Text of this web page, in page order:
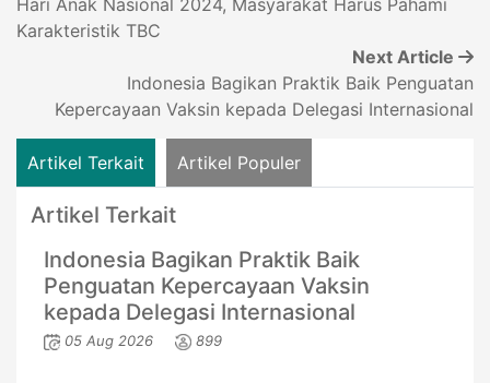
Hari Anak Nasional 2024, Masyarakat Harus Pahami
Karakteristik TBC
Next Article
Indonesia Bagikan Praktik Baik Penguatan
Kepercayaan Vaksin kepada Delegasi Internasional
Artikel Terkait Artikel Populer
Artikel Terkait
Indonesia Bagikan Praktik Baik
Penguatan Kepercayaan Vaksin
kepada Delegasi Internasional
05 Aug 2026 899